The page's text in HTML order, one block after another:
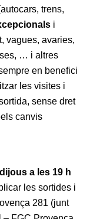
trens,
i
vagues, avaries,
… i altres
en benefici
les visites i
sense dret
canvis
dijous a les 19 h
les sortides i
281 (junt